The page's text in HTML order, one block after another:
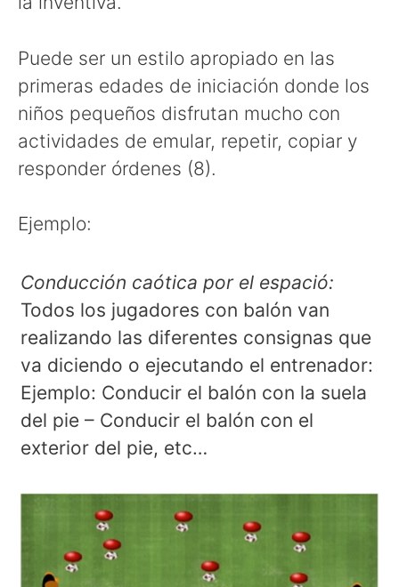
Puede ser un estilo apropiado en las
primeras edades de iniciación donde los
niños pequeños disfrutan mucho con
actividades de emular, repetir, copiar y
responder órdenes (8).
Ejemplo:
Conducción caótica por el espació:
Todos los jugadores con balón van
realizando las diferentes consignas que
va diciendo o ejecutando el entrenador:
Ejemplo: Conducir el balón con la suela
del pie – Conducir el balón con el
exterior del pie, etc…